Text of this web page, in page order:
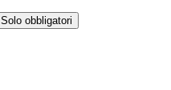
Solo obbligatori